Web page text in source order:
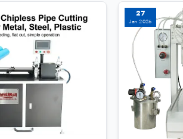
27
Jan 2026